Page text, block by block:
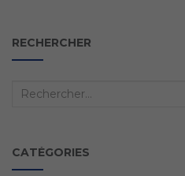
RECHERCHER
Recherche
CATÉGORIES